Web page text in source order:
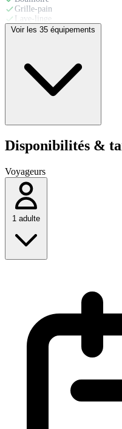
Grille-pain
Lave-linge
Vaisselle et couverts
Wi-Fi
Chauffage
Ventilateur
Table à manger
Télévision à écran plat
Détecteur de fumée
Premiers secours
Voir les 35 équipements
Disponibilités &
Voyageurs
1 adulte